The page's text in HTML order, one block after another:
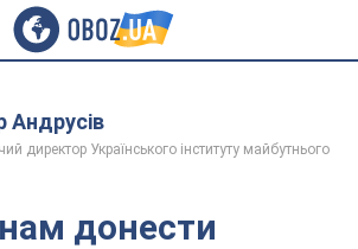
Андрусів
директор Українського інституту майбутнього
донести